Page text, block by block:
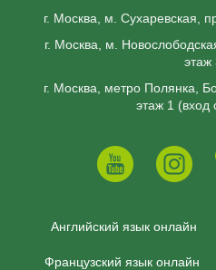
г. Москва, м. Сухаревская,
г. Москва, м.
этаж
г. Москва, метро Полянка,
этаж 1 (вход
Английский язык онлайн
Французский язык онлайн